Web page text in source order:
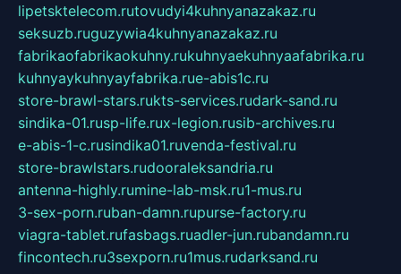
lipetsktelecom.rutovudyi4kuhnyanazakaz.ru
seksuzb.ruguzywia4kuhnyanazakaz.ru
fabrikaofabrikaokuhny.rukuhnyaekuhnyaafabrika.ru
kuhnyaykuhnyayfabrika.rue-abis1c.ru
store-brawl-stars.rukts-services.rudark-sand.ru
sindika-01.rusp-life.rux-legion.rusib-archives.ru
e-abis-1-c.rusindika01.ruvenda-festival.ru
store-brawlstars.rudooraleksandria.ru
antenna-highly.rumine-lab-msk.ru1-mus.ru
3-sex-porn.ruban-damn.rupurse-factory.ru
viagra-tablet.rufasbags.ruadler-jun.rubandamn.ru
fincontech.ru3sexporn.ru1mus.rudarksand.ru